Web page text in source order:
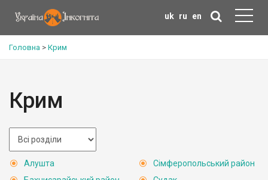
uk ru en
Головна > Крим
Крим
Алушта
Сімферопольський район